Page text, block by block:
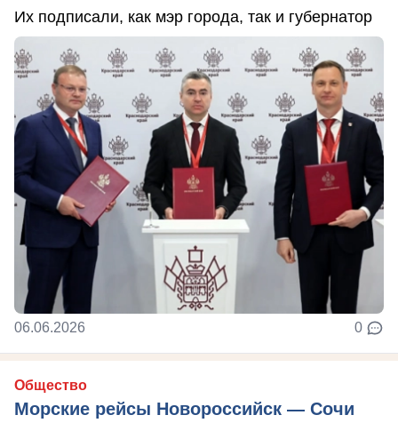
Их подписали, как мэр города, так и губернатор
06.06.2026 0
Общество
Морские рейсы Новороссийск — Сочи